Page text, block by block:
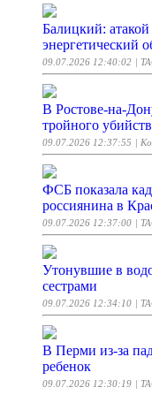
Балицкий:
энергетический
09.07.2026 12:40:02 |
В Ростове-на-
тройного
09.07.2026 12:37:55 |
ФСБ показала
россиянина в
09.07.2026 12:37:00 |
Утонувшие в
сестрами
09.07.2026 12:34:10 |
В Перми из-за
ребенок
09.07.2026 12:30:19 |